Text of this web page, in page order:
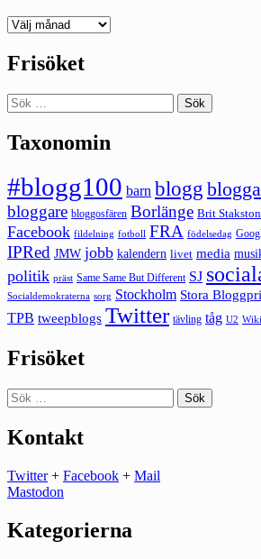
Deepedition
Frisöket
Sök
efter:
Taxonomin
#blogg100 barn blogg
bloggare bloggosfären Borlänge Brit Stakston
Facebook fildelning fotboll FRA födelsedag
IPRed JMW jobb kalendern livet media
politik präst Same Same But Different SJ
Socialdemokraterna sorg Stockholm Stora
TPB tweepblogs Twitter tävling tåg U2
Frisöket
Sök
efter:
Kontakt
Twitter+ Facebook + Mail
Mastodon
Kategorierna